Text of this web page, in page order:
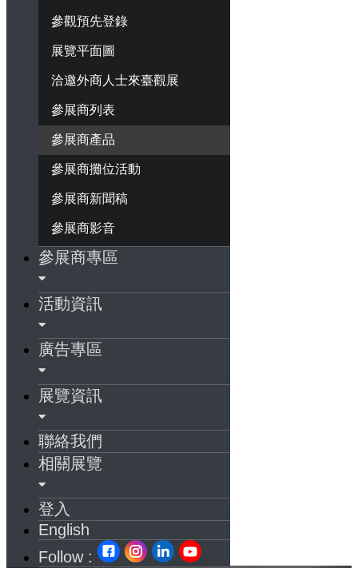
參觀預先登錄
展覽平面圖
洽邀外商人士來臺觀展
參展商列表
參展商產品
參展商攤位活動
參展商新聞稿
參展商影音
參展商專區
活動資訊
廣告專區
展覽資訊
聯絡我們
相關展覽
登入
English
Follow :